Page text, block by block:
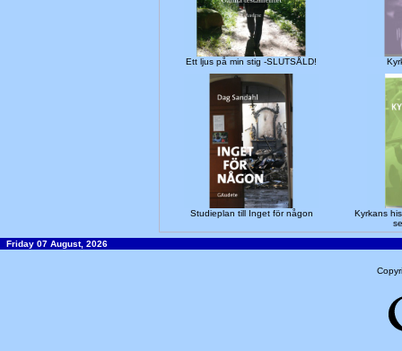
Ett ljus på min stig -SLUTSÅLD!
Studieplan till Inget för någon
Kyrkans
Friday 07 August, 2026